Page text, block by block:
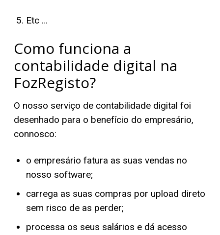
Etc …
Como funciona a
contabilidade digital na
FozRegisto?
O nosso serviço de contabilidade digital foi
desenhado para o benefício do empresário,
connosco:
o empresário fatura as suas vendas no
nosso software;
carrega as suas compras por upload direto
sem risco de as perder;
processa os seus salários e dá acesso